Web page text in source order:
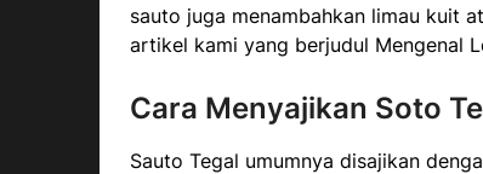
sauto juga menambahkan limau kuit
artikel kami yang berjudul Mengenal
Cara Menyajikan Soto
Sauto Tegal umumnya disajikan